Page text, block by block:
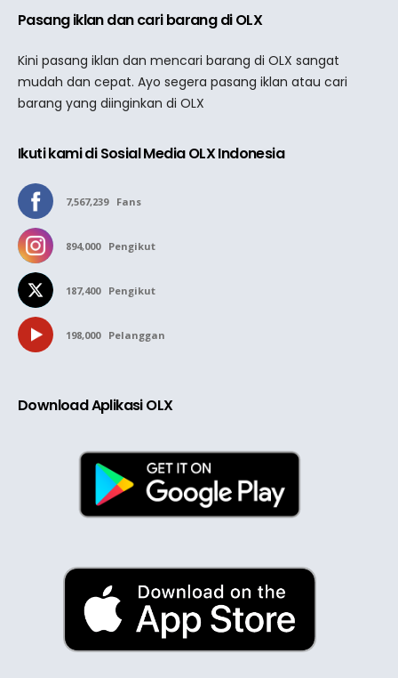
Pasang iklan dan cari barang di OLX
Kini pasang iklan dan mencari barang di OLX sangat
mudah dan cepat. Ayo segera pasang iklan atau cari
barang yang diinginkan di OLX
Ikuti kami di Sosial Media OLX Indonesia
7,567,239 Fans
894,000 Pengikut
187,400 Pengikut
198,000 Pelanggan
Download Aplikasi OLX